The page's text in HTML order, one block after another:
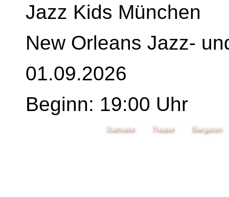
Jazz Kids München
New Orleans Jazz-
01.09.2026
Beginn: 19:00 Uhr
Startseite Theater Biergarten